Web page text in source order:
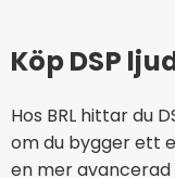
Köp DSP
Hos BRL hittar du
om du bygger ett
en mer